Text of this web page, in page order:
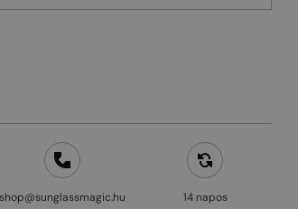
shop@sunglassmagic.hu
14 napos